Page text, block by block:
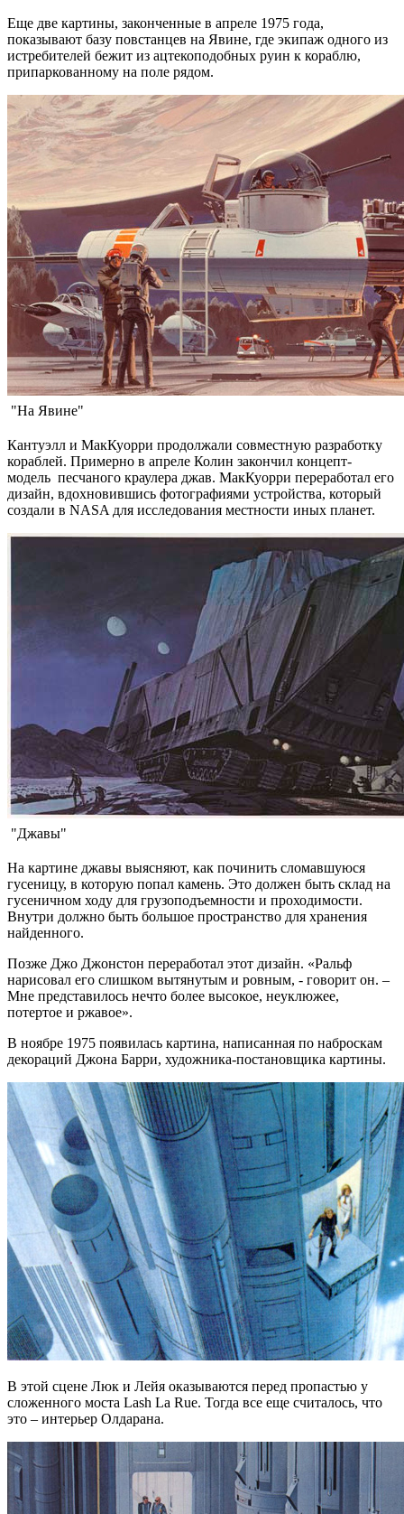
Еще две картины, законченные в апреле 1975 года,
показывают базу повстанцев на Явине, где экипаж одного из
истребителей бежит из ацтекоподобных руин к кораблю,
припаркованному на поле рядом.
"На Явине"
Кантуэлл и МакКуорри продолжали совместную разработку
кораблей. Примерно в апреле Колин закончил концепт-
модель песчаного краулера джав. МакКуорри переработал его
дизайн, вдохновившись фотографиями устройства, который
создали в NASA для исследования местности иных планет.
"Джавы"
На картине джавы выясняют, как починить сломавшуюся
гусеницу, в которую попал камень. Это должен быть склад на
гусеничном ходу для грузоподъемности и проходимости.
Внутри должно быть большое пространство для хранения
найденного.
Позже Джо Джонстон переработал этот дизайн. «Ральф
нарисовал его слишком вытянутым и ровным, - говорит он. –
Мне представилось нечто более высокое, неуклюжее,
потертое и ржавое».
В ноябре 1975 появилась картина, написанная по наброскам
декораций Джона Барри, художника-постановщика картины.
В этой сцене Люк и Лейя оказываются перед пропастью у
сложенного моста Lash La Rue. Тогда все еще считалось, что
это – интерьер Олдарана.